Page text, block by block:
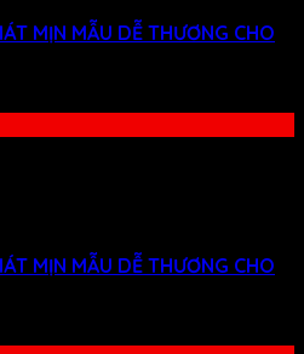
MỊN MẪU DỄ THƯƠNG CHO
MỊN MẪU DỄ THƯƠNG CHO